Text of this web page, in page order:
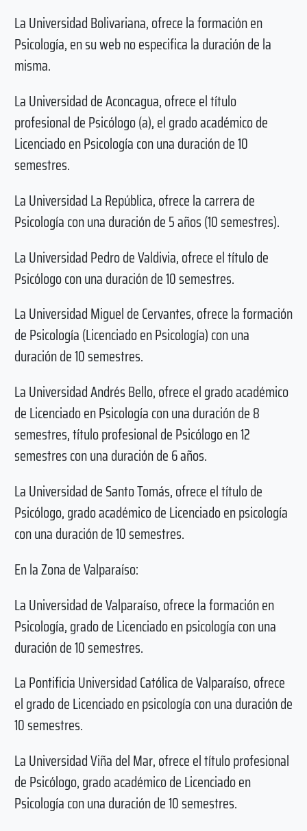
La Universidad Bolivariana, ofrece la formación en
Psicología, en su web no especifica la duración de la
misma.
La Universidad de Aconcagua, ofrece el título
profesional de Psicólogo (a), el grado académico de
Licenciado en Psicología con una duración de 10
semestres.
La Universidad La República, ofrece la carrera de
Psicología con una duración de 5 años (10 semestres).
La Universidad Pedro de Valdivia, ofrece el título de
Psicólogo con una duración de 10 semestres.
La Universidad Miguel de Cervantes, ofrece la formación
de Psicología (Licenciado en Psicología) con una
duración de 10 semestres.
La Universidad Andrés Bello, ofrece el grado académico
de Licenciado en Psicología con una duración de 8
semestres, título profesional de Psicólogo en 12
semestres con una duración de 6 años.
La Universidad de Santo Tomás, ofrece el título de
Psicólogo, grado académico de Licenciado en psicología
con una duración de 10 semestres.
En la Zona de Valparaíso:
La Universidad de Valparaíso, ofrece la formación en
Psicología, grado de Licenciado en psicología con una
duración de 10 semestres.
La Pontificia Universidad Católica de Valparaíso, ofrece
el grado de Licenciado en psicología con una duración de
10 semestres.
La Universidad Viña del Mar, ofrece el título profesional
de Psicólogo, grado académico de Licenciado en
Psicología con una duración de 10 semestres.